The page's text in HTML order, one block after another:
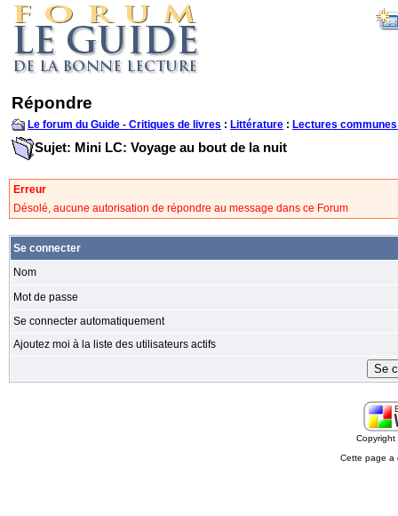
Répondre
Le forum du Guide - Critiques de livres : Littérature : Lectures
Sujet: Mini LC: Voyage au bout de la nuit
Erreur
Désolé, aucune autorisation de répondre au message dans ce Forum
Se connecter
Nom
Mot de passe
Se connecter automatiquement
Ajoutez moi à la liste des utilisateurs actifs
Cette page a